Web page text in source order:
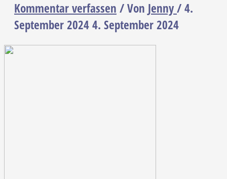
Kommentar verfassen / Von Jenny/4.
September 20244. September 2024